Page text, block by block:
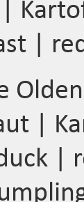
|
|
|